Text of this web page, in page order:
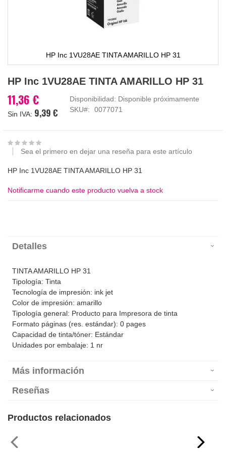
HP Inc 1VU28AE TINTA AMARILLO HP 31
al
la
imágenes
HP Inc 1VU28AE TINTA AMARILLO HP 31
11,36 €
9,39 €
Disponibilidad: Disponible próximamente
SKU
0077071
Sea el primero en dejar una reseña para este artículo
HP Inc 1VU28AE TINTA AMARILLO HP 31
Notificarme cuando este producto vuelva a stock
Detalles
TINTA AMARILLO HP 31
Tipología: Tinta
Tecnología de impresión: ink jet
Color de impresión: amarillo
Tipología general: Producto para Impresora de tinta
Formato páginas (res. estándar): 0 pages
Capacidad de tinta/tóner: Estándar
Unidades por embalaje: 1 nr
Más información
Reseñas
Productos relacionados